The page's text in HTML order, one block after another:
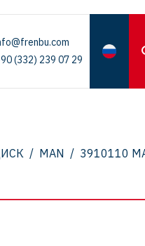
(332) 239 07 29
/ MAN / 3910110